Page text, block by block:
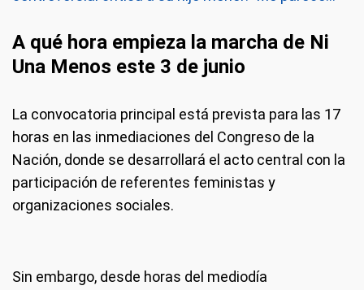
A qué hora empieza la marcha de Ni
Una Menos este 3 de junio
La convocatoria principal está prevista para las 17
horas en las inmediaciones del Congreso de la
Nación, donde se desarrollará el acto central con la
participación de referentes feministas y
organizaciones sociales.
Sin embargo, desde horas del mediodía